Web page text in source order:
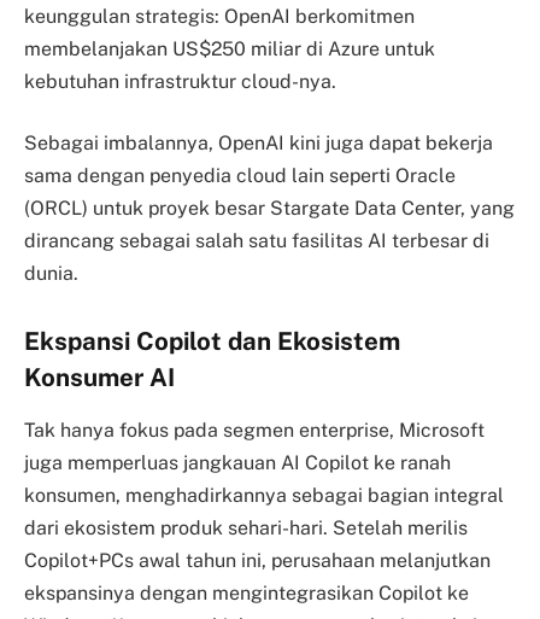
keunggulan strategis: OpenAI berkomitmen
membelanjakan US$250 miliar di Azure untuk
kebutuhan infrastruktur cloud-nya.
Sebagai imbalannya, OpenAI kini juga dapat bekerja
sama dengan penyedia cloud lain seperti Oracle
(ORCL) untuk proyek besar Stargate Data Center, yang
dirancang sebagai salah satu fasilitas AI terbesar di
dunia.
Ekspansi Copilot dan Ekosistem
Konsumer AI
Tak hanya fokus pada segmen enterprise, Microsoft
juga memperluas jangkauan AI Copilot ke ranah
konsumen, menghadirkannya sebagai bagian integral
dari ekosistem produk sehari-hari. Setelah merilis
Copilot+PCs awal tahun ini, perusahaan melanjutkan
ekspansinya dengan mengintegrasikan Copilot ke